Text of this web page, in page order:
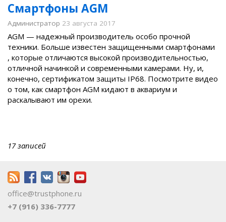
Смартфоны AGM
Администратор 23 августа 2017
AGM — надежный производитель особо прочной
техники. Больше известен защищенными смартфонами
, которые отличаются высокой производительностью,
отличной начинкой и современными камерами. Ну, и,
конечно, сертификатом защиты IP68. Посмотрите видео
о том, как смартфон AGM кидают в аквариум и
раскалывают им орехи.
17 записей
office@trustphone.ru
+7 (916) 336-7777